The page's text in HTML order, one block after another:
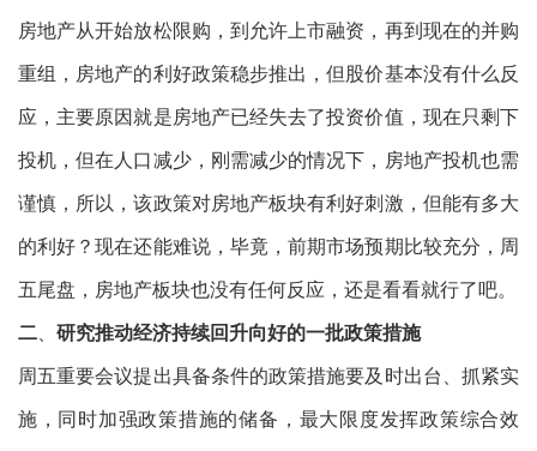
房地产从开始放松限购，到允许上市融资，再到现在的并购
重组，房地产的利好政策稳步推出，但股价基本没有什么反
应，主要原因就是房地产已经失去了投资价值，现在只剩下
投机，但在人口减少，刚需减少的情况下，房地产投机也需
谨慎，所以，该政策对房地产板块有利好刺激，但能有多大
的利好？现在还能难说，毕竟，前期市场预期比较充分，周
五尾盘，房地产板块也没有任何反应，还是看看就行了吧。
二、 研究推动经济持续回升向好的一批政策措施
周五重要会议提出具备条件的政策措施要及时出台、抓紧实
施，同时加强政策措施的储备，最大限度发挥政策综合效